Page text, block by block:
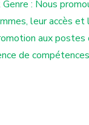
: Nous
leur accès et
aux postes
de